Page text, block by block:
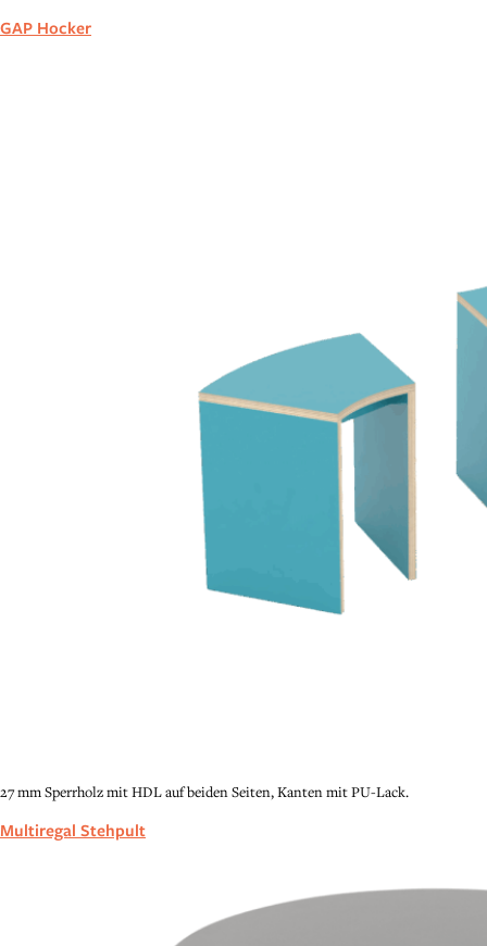
GAP Hocker
27 mm Sperrholz mit HDL auf beiden Seiten, Kanten mit PU-Lack.
Multiregal Stehpult